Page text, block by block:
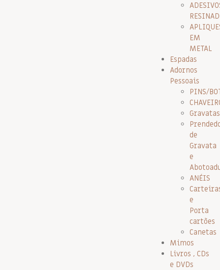
EM
METAL
Espadas
Adornos
Pessoais
PINS/
Gravatas
de
Gravata
e
ANÉIS
e
Porta
cartões
Canetas
Mimos
Livros , CDs
e DVDs